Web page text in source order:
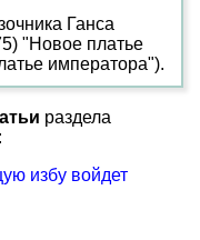
Ганса
"Новое платье
императора").
раздела
:
избу войдет